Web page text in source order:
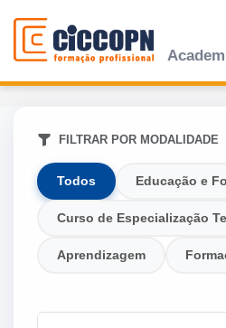
FILTRAR POR MODALIDADE
Todos Educação e
Curso de Especialização
Aprendizagem